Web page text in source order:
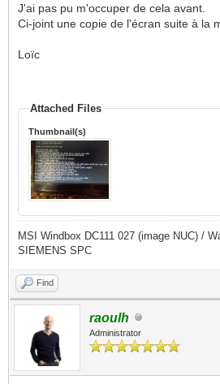
J'ai pas pu m'occuper de cela avant.
Ci-joint une copie de l'écran suite à la
Loïc
Attached Files
Thumbnail(s)
MSI Windbox DC111 027 (image NUC) /
SIEMENS SPC
Find
raoulh
Administrator